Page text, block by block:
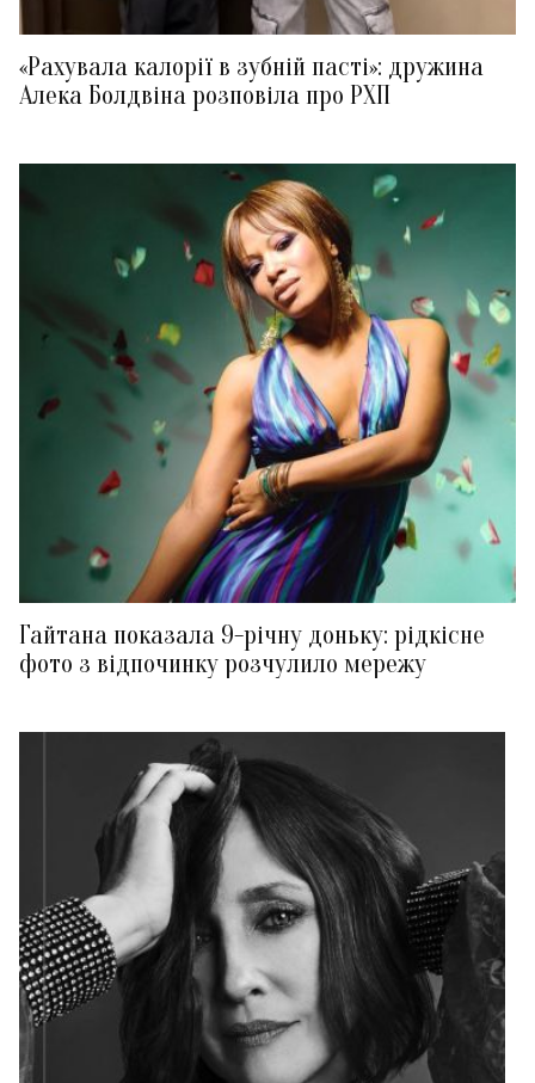
«Рахувала калорії в зубній пасті»: дружина
Алека Болдвіна розповіла про РХП
Гайтана показала 9-річну доньку: рідкісне
фото з відпочинку розчулило мережу